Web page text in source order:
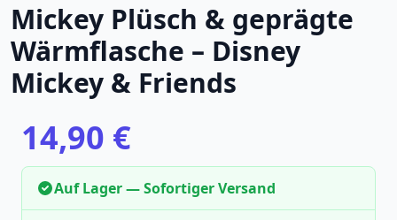
Mickey Plüsch & geprägte
Wärmflasche – Disney
Mickey & Friends
14,90 €
Auf Lager — Sofortiger Versand